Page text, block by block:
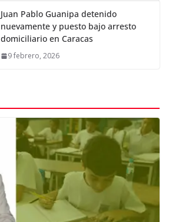
Juan Pablo Guanipa detenido
nuevamente y puesto bajo arresto
domiciliario en Caracas
9 febrero, 2026